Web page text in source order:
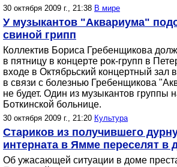
30 октября 2009 г., 21:38 В мире
У музыкантов "Аквариума"
свиной грипп
Коллектив Бориса Гребенщикова
в пятницу в концерте рок-групп в
входе в Октябрьский концертный зал
в связи с болезнью Гребенщикова
не будет. Один из музыкантов группы
Боткинской больнице.
30 октября 2009 г., 21:20 Культура
Стариков из получившего
интерната в Ямме переселят в
Об ужасающей ситуации в доме